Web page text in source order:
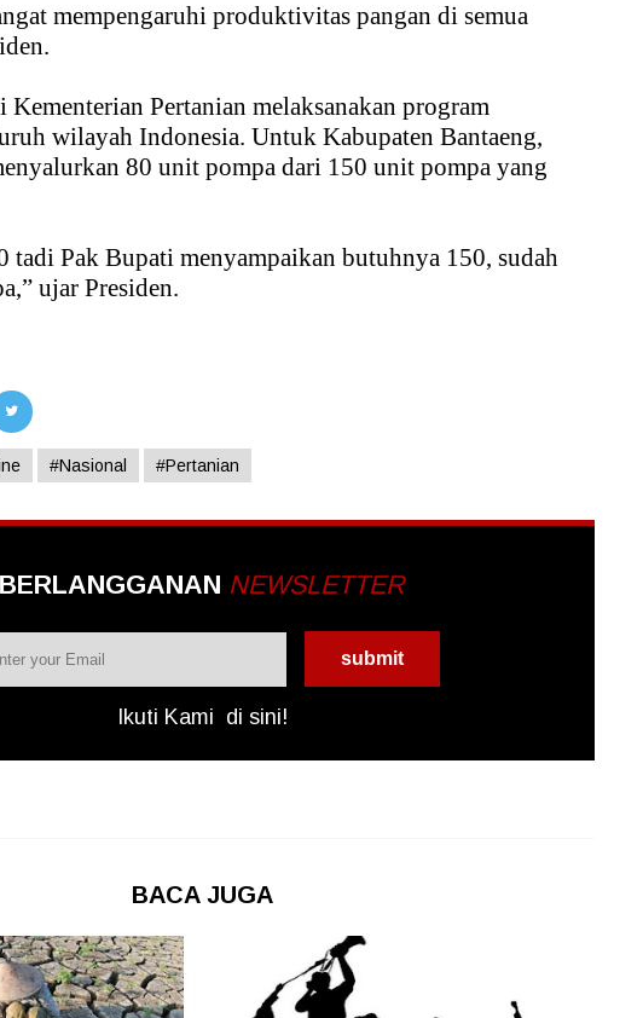
mempengaruhi produktivitas pangan di semua
Kementerian Pertanian melaksanakan program
wilayah Indonesia. Untuk Kabupaten Bantaeng,
80 unit pompa dari 150 unit pompa yang
tadi Pak Bupati menyampaikan butuhnya 150, sudah
ujar Presiden.
#Nasional #Pertanian
BERLANGGANAN NEWSLETTER
Ikuti Kami di sini!
BACA JUGA